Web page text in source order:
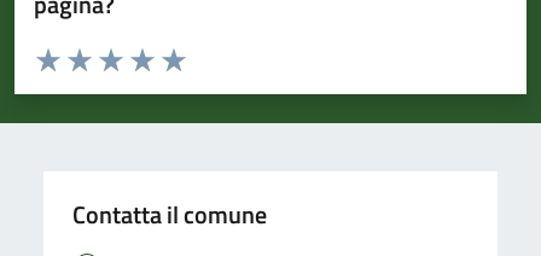
Valuta da 1 a 5 stelle la pagina
Valuta 5 stelle su 5
Valuta 4 stelle su 5
Valuta 3 stelle su 5
Valuta 2 stelle su 5
Valuta 1 stelle su 5
Contatta il comune